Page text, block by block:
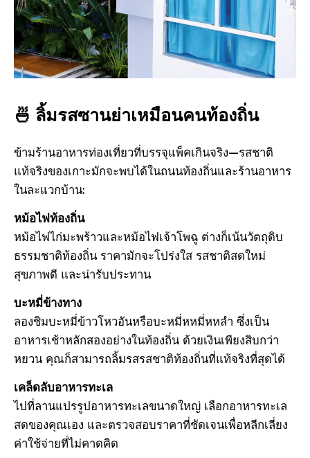
🍜 ลิ้มรสซานย่าเหมือนคนท้องถิ่น
ข้ามร้านอาหารท่องเที่ยวที่บรรจุแพ็คเกินจริง—รสชาติ
แท้จริงของเกาะมักจะพบได้ในถนนท้องถิ่นและร้านอาหาร
ในละแวกบ้าน:
หม้อไฟท้องถิ่น
หม้อไฟไก่มะพร้าวและหม้อไฟเจ้าโพฉู ต่างก็เน้นวัตถุดิบ
ธรรมชาติท้องถิ่น ราคามักจะโปร่งใส รสชาติสดใหม่
สุขภาพดี และน่ารับประทาน
บะหมี่ข้างทาง
ลองชิมบะหมี่ข้าวโหวอันหรือบะหมี่หหมี่หหลํา ซึ่งเป็น
อาหารเช้าหลักสองอย่างในท้องถิ่น ด้วยเงินเพียงสิบกว่า
หยวน คุณก็สามารถลิ้มรสรสชาติท้องถิ่นที่แท้จริงที่สุดได้
เคล็ดลับอาหารทะเล
ไปที่ลานแปรรูปอาหารทะเลขนาดใหญ่ เลือกอาหารทะเล
สดของคุณเอง และตรวจสอบราคาที่ชัดเจนเพื่อหลีกเลี่ยง
ค่าใช้จ่ายที่ไม่คาดคิด